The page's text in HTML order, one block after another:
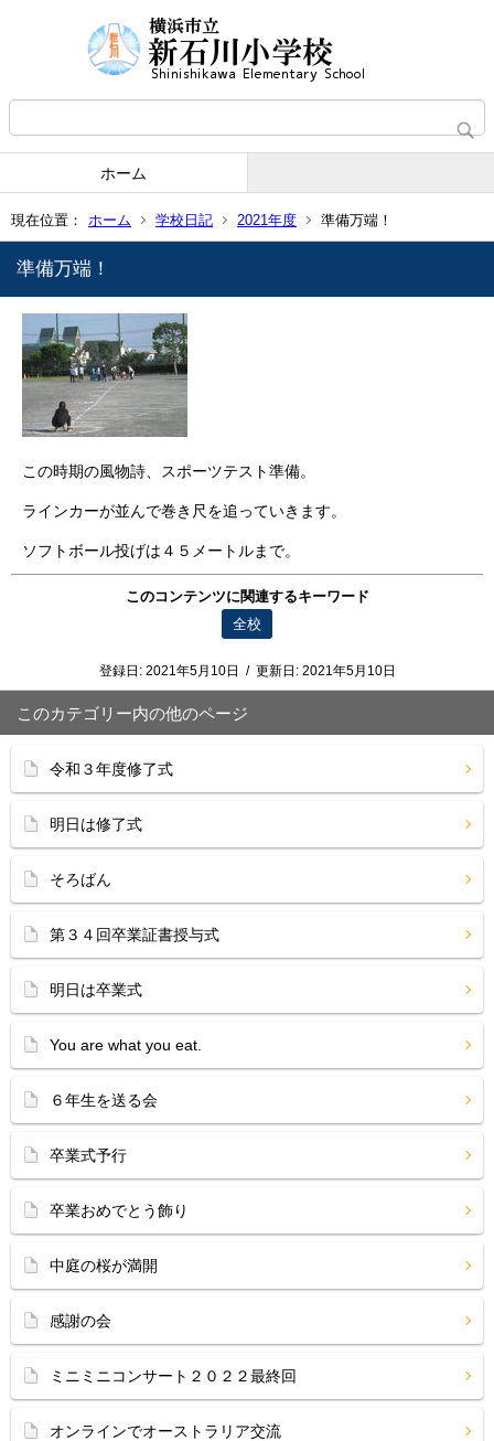
ホーム
現在位置： ホーム 学校日記 2021年度 準備万端！
準備万端！
この時期の風物詩、スポーツテスト準備。
ラインカーが並んで巻き尺を追っていきます。
ソフトボール投げは４５メートルまで。
このコンテンツに関連するキーワード
全校
登録日: 2021年5月10日 / 更新日: 2021年5月10日
このカテゴリー内の他のページ
令和３年度修了式
明日は修了式
そろばん
第３４回卒業証書授与式
明日は卒業式
You are what you eat.
６年生を送る会
卒業式予行
卒業おめでとう飾り
中庭の桜が満開
感謝の会
ミニミニコンサート２０２２最終回
オンラインでオーストラリア交流